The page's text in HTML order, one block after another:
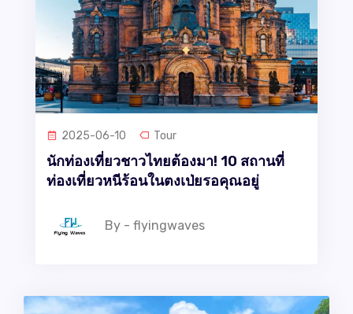
2025-06-10 Tour
นักท่องเที่ยวชาวไทยต้องมา! 10 สถานที่
ท่องเที่ยวหนีร้อนในตงเป่ยรอคุณอยู่
By - flyingwaves